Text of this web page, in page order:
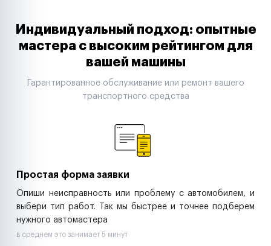
Таксопарки
Автодилеры
Строительные компании
Аренда спецтехники
Индивидуальный подход: опытные
мастера с высоким рейтингом для
вашей машины
Гарантированное обслуживание или ремонт вашего
транспортного средства
Простая форма заявки
Опиши неисправность или проблему с автомобилем, и
выбери тип работ. Так мы быстрее и точнее подберем
нужного автомастера
в среднем это занимает 5 минут